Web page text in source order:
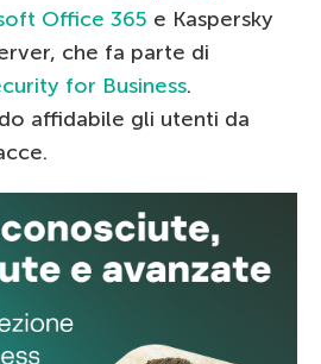
Office 365 e Kaspersky
che fa parte di
for Business.
affidabile gli utenti da